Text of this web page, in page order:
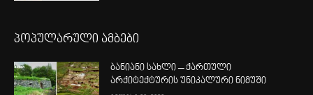
პოპულარული ამბები
ბანიანი სახლი – ქართული
არქიტექტურის უნიკალური ნიმუში